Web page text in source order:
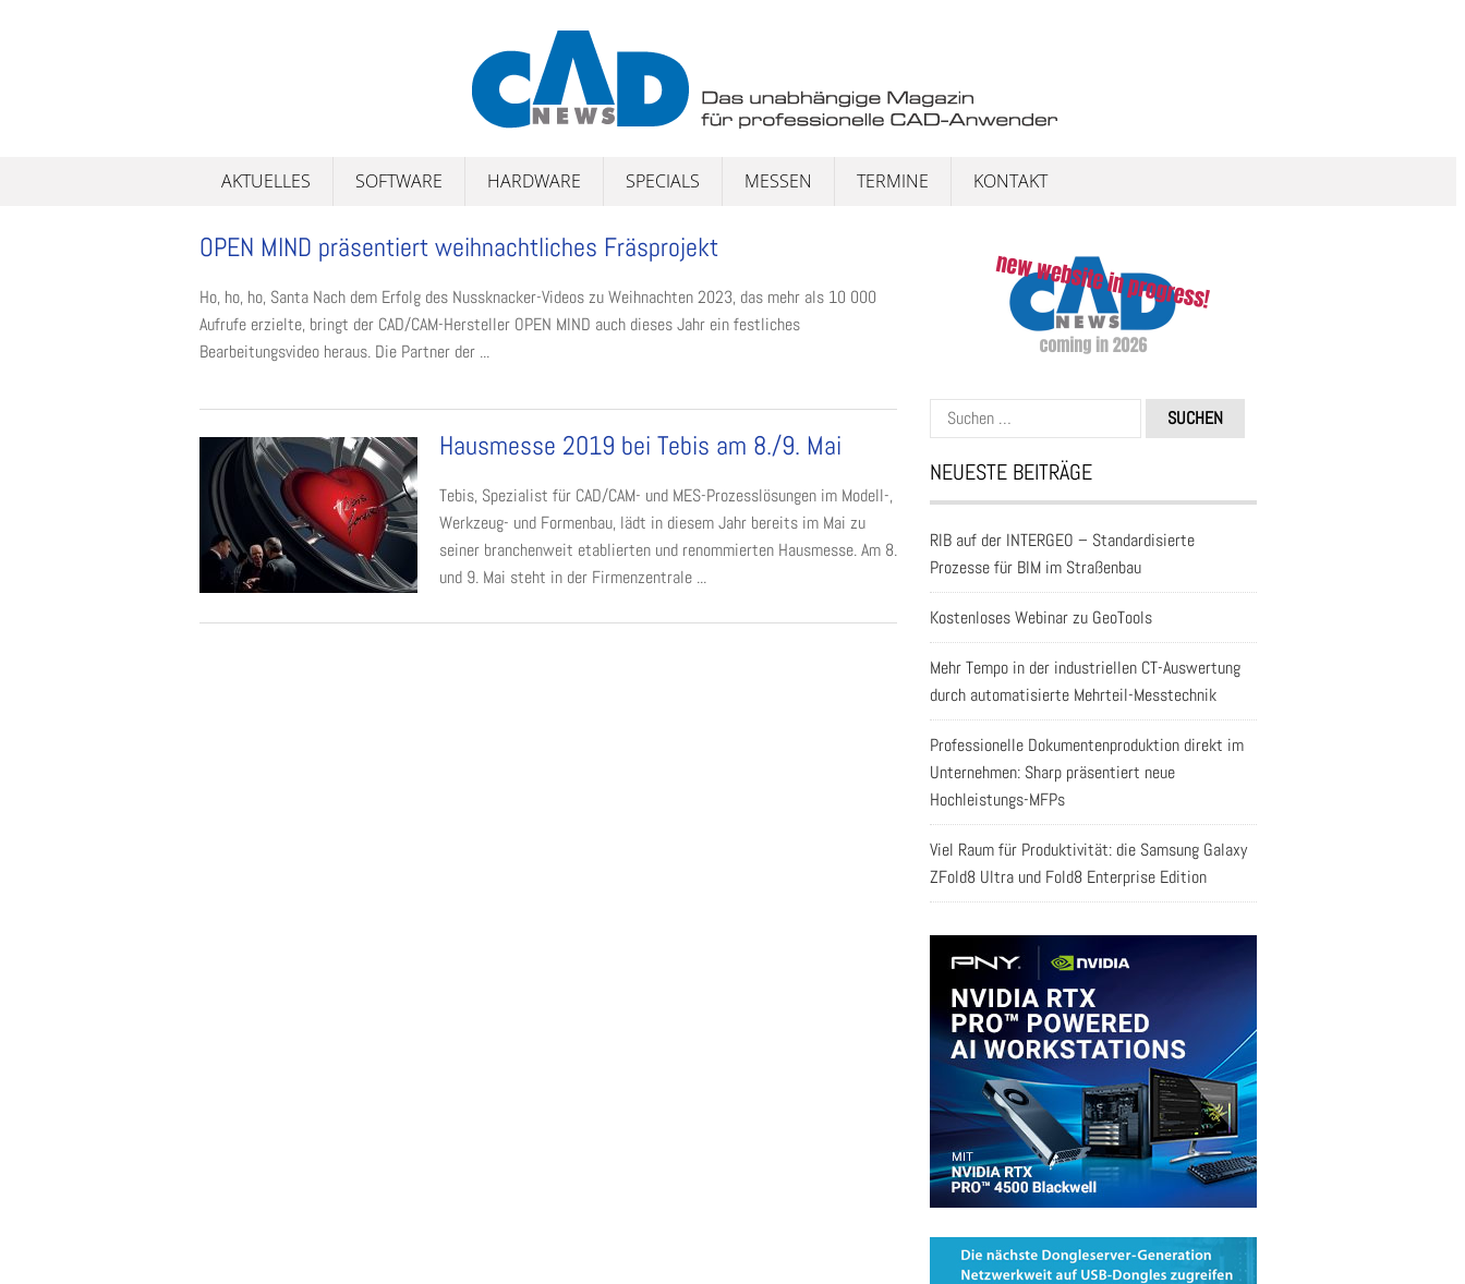
AKTUELLES SOFTWARE HARDWARE SPECIALS MESSEN TERMINE KONTAKT
OPEN MIND präsentiert weihnachtliches Fräsprojekt
Ho, ho, ho, Santa Nach dem Erfolg des Nussknacker-Videos zu Weihnachten 2023, das mehr als 10 000
Aufrufe erzielte, bringt der CAD/CAM-Hersteller OPEN MIND auch dieses Jahr ein festliches
Bearbeitungsvideo heraus. Die Partner der ...
Hausmesse 2019 bei Tebis am 8./9. Mai
Tebis, Spezialist für CAD/CAM- und MES-Prozesslösungen im Modell-,
Werkzeug- und Formenbau, lädt in diesem Jahr bereits im Mai zu
seiner branchenweit etablierten und renommierten Hausmesse. Am 8.
und 9. Mai steht in der Firmenzentrale ...
Suchen
nach:
NEUESTE BEITRÄGE
RIB auf der INTERGEO – Standardisierte
Prozesse für BIM im Straßenbau
Kostenloses Webinar zu GeoTools
Mehr Tempo in der industriellen CT-Auswertung
durch automatisierte Mehrteil-Messtechnik
Professionelle Dokumentenproduktion direkt im
Unternehmen: Sharp präsentiert neue
Hochleistungs-MFPs
Viel Raum für Produktivität: die Samsung Galaxy
ZFold8 Ultra und Fold8 Enterprise Edition